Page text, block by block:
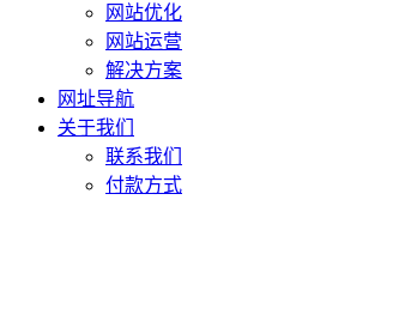
网站优化
网站运营
解决方案
网址导航
关于我们
联系我们
付款方式